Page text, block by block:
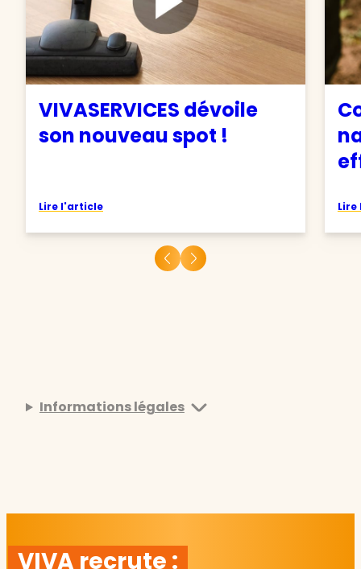
VIVASERVICES dévoile
son nouveau spot !
Lire l'article
Informations légales
VIVA recrute :